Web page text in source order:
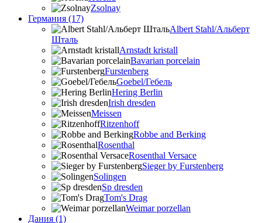
Zsolnay
Германия (17)
Albert Stahl/Альбеpт
Шталь
Arnstadt kristall
Bavarian porcelain
Furstenberg
Goebel/Гебель
Hering Berlin
Irish dresden
Meissen
Ritzenhoff
Robbe and Berking
Rosenthal
Rosenthal Versace
Sieger by Furstenberg
Solingen
Sp dresden
Tom's Drag
Weimar porzellan
Дания (1)